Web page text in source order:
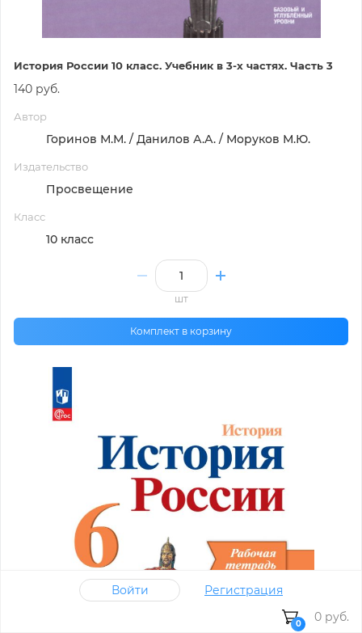
История России 10 класс. Учебник в 3-х частях. Часть 3
140 руб.
Автор
Горинов М.М. / Данилов А.А. / Моруков М.Ю.
Издательство
Просвещение
Класс
10 класс
шт
Комплект в корзину
Войти Регистрация
0 0 руб.